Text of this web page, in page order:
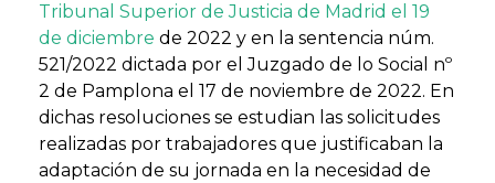
Tribunal Superior de Justicia de Madrid el 19
de diciembre de 2022 y en la sentencia núm.
521/2022 dictada por el Juzgado de lo Social nº
2 de Pamplona el 17 de noviembre de 2022. En
dichas resoluciones se estudian las solicitudes
realizadas por trabajadores que justificaban la
adaptación de su jornada en la necesidad de